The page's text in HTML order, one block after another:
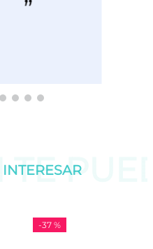
TE
INTERESAR
-37 %